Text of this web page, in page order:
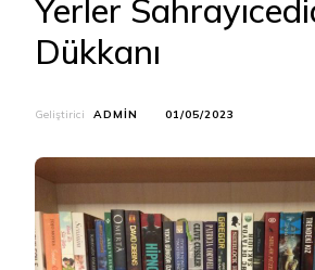
Yerler
Dükkanı
Geliştirici ADMIN 01/05/2023